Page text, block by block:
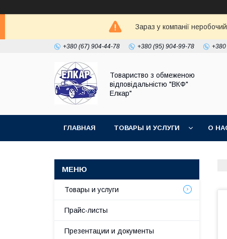
Зараз у компанії
+380 (67) 904-44-78 +380 (95) 904-99-78
Товариство з обмеженою
відповідальністю "ВКФ"
Елкар"
ГЛАВНАЯ ТОВАРЫ И УСЛУГИ О
Товары и услуги
Прайс-листы
Презентации и документы